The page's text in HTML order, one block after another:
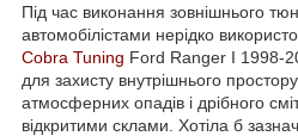
Під час виконання зовнішнього
автомобілістами нерідко
Cobra Tuning Ford Ranger I 1998-
для захисту внутрішнього
атмосферних опадів і дрібного
відкритими склами. Хотіла б